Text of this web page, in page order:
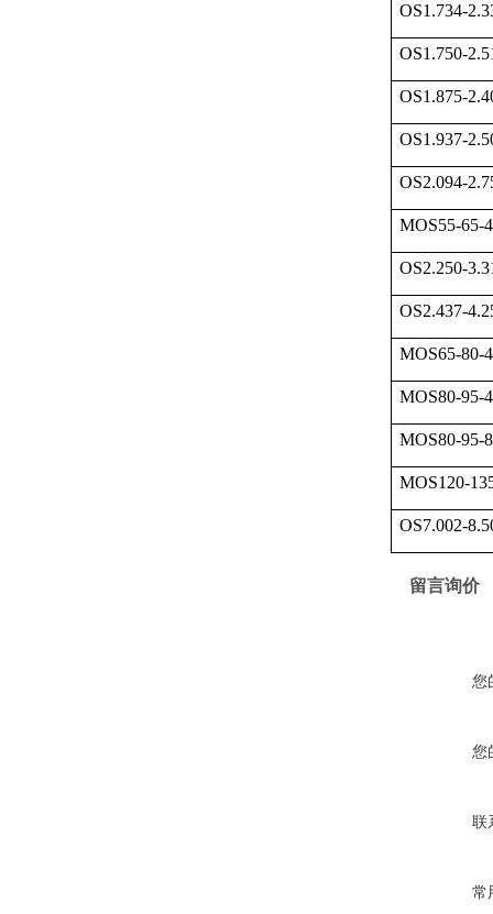
OS1.734-
OS1.750-
OS1.875-
OS1.937-
OS2.094-
MOS55-65-
OS2.250-
OS2.437-
MOS65-80-
MOS80-95-
MOS80-95-
MOS120-
OS7.002-
留言询价
您
您
联
常